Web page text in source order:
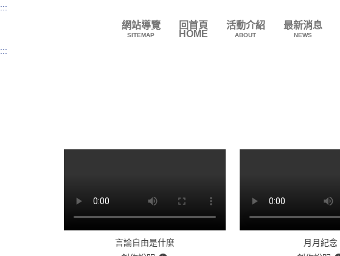
:::
網站導覽
SITEMAP
回首頁
HOME
活動介紹
ABOUT
最新消息
NEWS
:::
言論自由是什麼
月月紀念